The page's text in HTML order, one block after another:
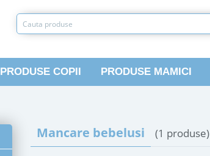
PRODUSE COPII PRODUSE MAMICI
Mancare bebelusi (1 produse)